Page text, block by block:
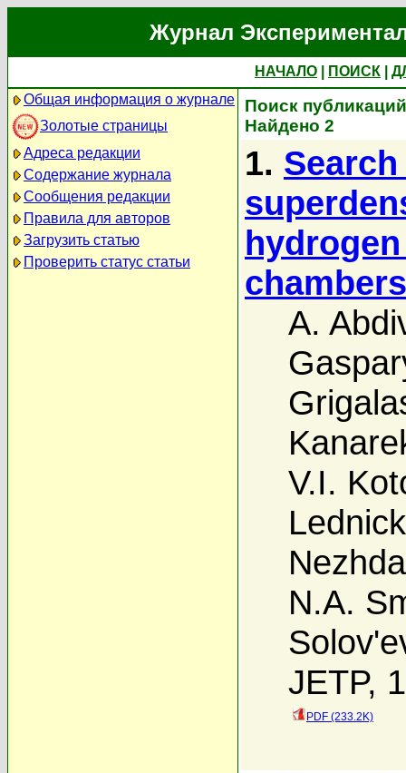
Журнал
НАЧАЛО ПОИСК
Общая информация о журнале
Золотые страницы
Адреса редакции
Содержание журнала
Сообщения редакции
Правила для авторов
Загрузить статью
Проверить статус статьи
Поиск
Найдено 2
1.
chambers
A.
V.I.
N.A.
JETP,
PDF (233.2K)